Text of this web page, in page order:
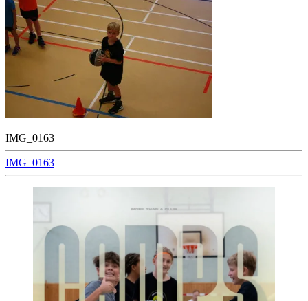
IMG_0163
Beitragsnavigation
IMG_0163